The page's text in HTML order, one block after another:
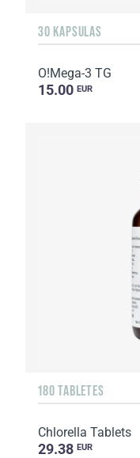
30 KAPSULAS
O!Мega-3 TG
15.00 EUR
180 TABLETES
Chlorella Tablets
29.38 EUR